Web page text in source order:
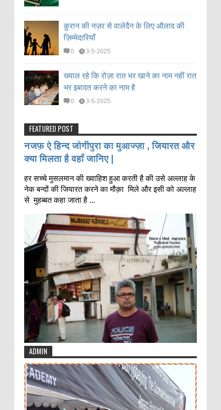
क़ुरान की नज़र से वालेदैन के लिए औलाद की
ज़िम्मेदारियाँ
0 3-5-2025
ख्याल रहे कि रोज़ा रात भर खाने का नाम नहीं रात
भर इबादत करने का नाम है
0 3-5-2025
FEATURED POST
नजफ़ ऐ हिन्द जोगीपुरा का मुआज्ज़ा , जियारत और
क्या मिलता है वहाँ जानिए |
हर सच्चे मुसलमान की ख्वाहिश हुआ करती है की उसे अल्लाह के
नेक बन्दों की जियारत करने का मौक़ा मिले और इसी को अल्लाह
से मुहब्बत कहा जाता है ...
ADMIN